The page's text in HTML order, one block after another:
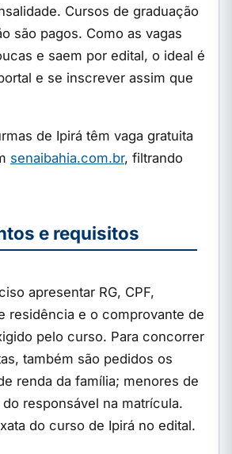
Cursos de graduação
são pagos. Como as vagas
e saem por edital, o ideal é
e se inscrever assim que
de Ipirá têm vaga gratuita
senaibahia.com.br, filtrando
e requisitos
apresentar RG, CPF,
residência e o comprovante de
pelo curso. Para concorrer
também são pedidos os
renda da família; menores de
responsável na matrícula.
do curso de Ipirá no edital.